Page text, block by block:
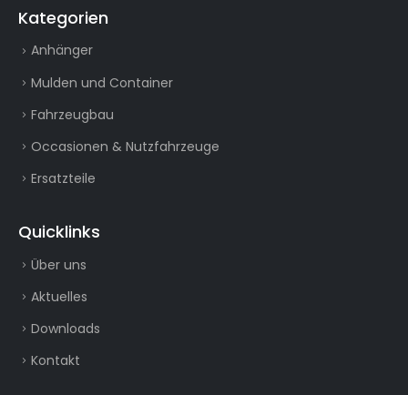
Kategorien
Anhänger
Mulden und Container
Fahrzeugbau
Occasionen & Nutzfahrzeuge
Ersatzteile
Quicklinks
Über uns
Aktuelles
Downloads
Kontakt